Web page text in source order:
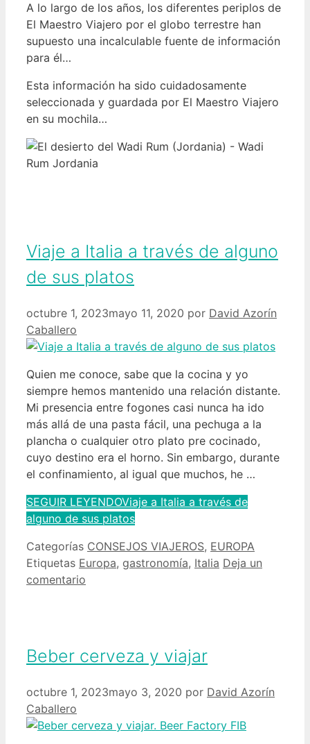
A lo largo de los años, los diferentes periplos de
El Maestro Viajero por el globo terrestre han
supuesto una incalculable fuente de información
para él…
Esta información ha sido cuidadosamente
seleccionada y guardada por El Maestro Viajero
en su mochila…
Viaje a Italia a través de alguno
de sus platos
octubre 1, 2023mayo 11, 2020 por David Azorín
Caballero
Quien me conoce, sabe que la cocina y yo
siempre hemos mantenido una relación distante.
Mi presencia entre fogones casi nunca ha ido
más allá de una pasta fácil, una pechuga a la
plancha o cualquier otro plato pre cocinado,
cuyo destino era el horno. Sin embargo, durante
el confinamiento, al igual que muchos, he …
SEGUIR LEYENDOViaje a Italia a través de
alguno de sus platos
Categorías CONSEJOS VIAJEROS, EUROPA
Etiquetas Europa, gastronomía, Italia Deja un
comentario
Beber cerveza y viajar
octubre 1, 2023mayo 3, 2020 por David Azorín
Caballero